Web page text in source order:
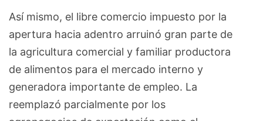
Así mismo, el libre comercio impuesto por la
apertura hacia adentro arruinó gran parte de
la agricultura comercial y familiar productora
de alimentos para el mercado interno y
generadora importante de empleo. La
reemplazó parcialmente por los